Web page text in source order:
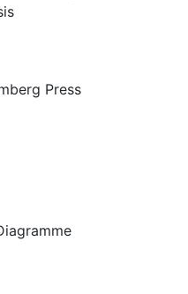
Press